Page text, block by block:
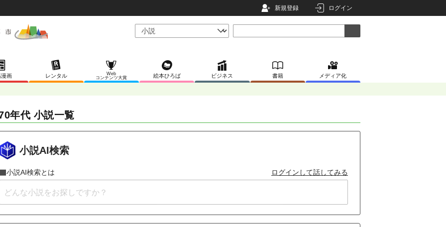
新規登録 ログイン
画 レンタル
Web
コンテンツ大賞
絵本ひろば ビジネス 書籍 メディア化
年代 小説一覧
小説AI検索
小説AI検索とは ログインして話してみる